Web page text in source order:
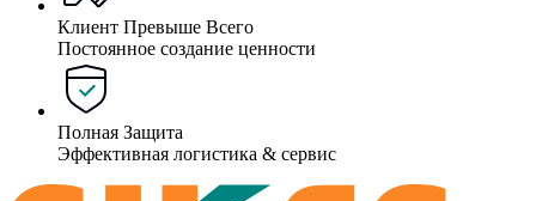
Клиент Превыше Всего
Постоянное создание ценности
Полная Защита
Эффективная логистика & сервис